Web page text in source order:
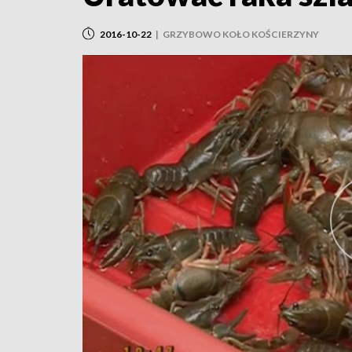
2016-10-22 | GRZYBOWO KOŁO KOŚCIERZYNY